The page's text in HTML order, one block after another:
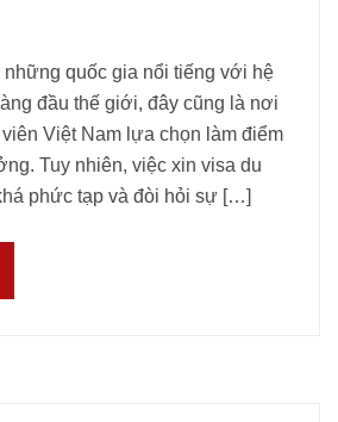
quốc gia nổi tiếng với hệ
đầu thế giới, đây cũng là nơi
Việt Nam lựa chọn làm điểm
Tuy nhiên, việc xin visa du
phức tạp và đòi hỏi sự […]